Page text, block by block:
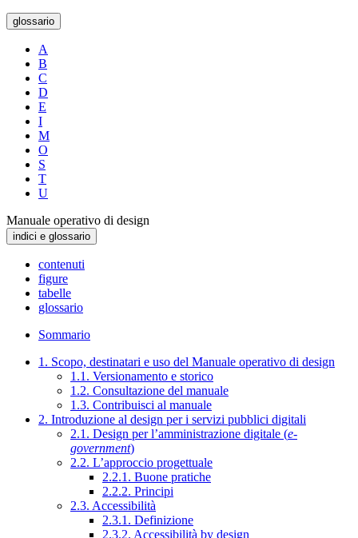
glossario
A
B
C
D
E
I
M
O
S
T
U
Manuale operativo di design
indici e glossario
contenuti
figure
tabelle
glossario
Sommario
1. Scopo, destinatari e uso del Manuale operativo di design
1.1. Versionamento e storico
1.2. Consultazione del manuale
1.3. Contribuisci al manuale
2. Introduzione al design per i servizi pubblici digitali
2.1. Design per l’amministrazione digitale (e-
government)
2.2. L’approccio progettuale
2.2.1. Buone pratiche
2.2.2. Principi
2.3. Accessibilità
2.3.1. Definizione
2.3.2. Accessibilità by design